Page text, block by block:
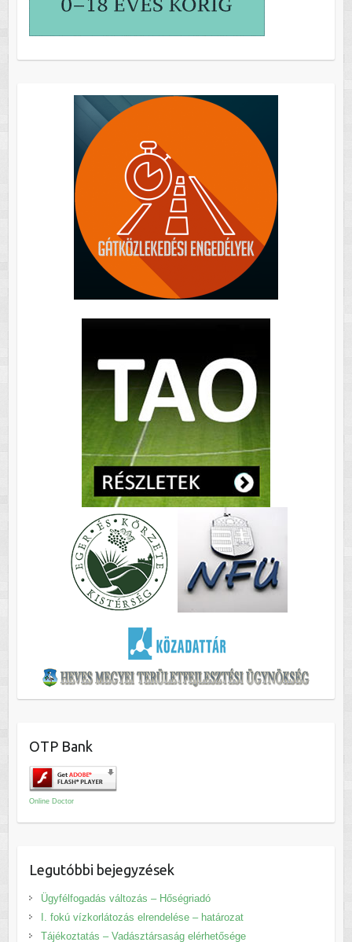
OTP Bank
Online Doctor
Legutóbbi bejegyzések
Ügyfélfogadás változás – Hőségriadó
I. fokú vízkorlátozás elrendelése – határozat
Tájékoztatás – Vadásztársaság elérhetősége